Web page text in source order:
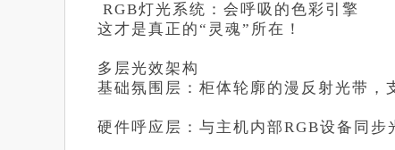
RGB灯光系统：会呼吸的色彩引擎
这才是真正的“灵魂”所在！
多层光效架构
基础氛围层：柜体轮廓的漫反射光带，
硬件呼应层：与主机内部RGB设备同步